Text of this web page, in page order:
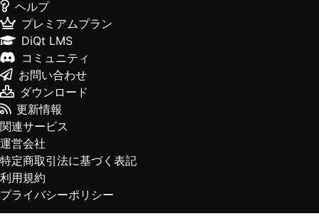
ヘルプ
プレミアムプラン
DiQt LMS
コミュニティ
お問い合わせ
ダウンロード
更新情報
関連サービス
運営会社
特定商取引法に基づく表記
利用規約
プライバシーポリシー